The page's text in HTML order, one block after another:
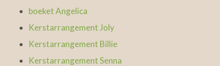
boeket Angelica
Kerstarrangement Joly
Kerstarrangement Billie
Kerstarrangement Senna